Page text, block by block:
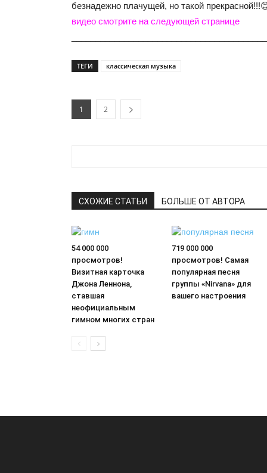
безнадежно плачущей, но такой
видео смотрите на следующей странице
ТЕГИ классическая музыка
1 2
СХОЖИЕ СТАТЬИ БОЛЬШЕ ОТ АВТОРА
54 000 000
просмотров!
Визитная карточка
Джона Леннона,
ставшая
неофициальным
гимном многих стран
719 000 000
просмотров! Самая
популярная песня
группы «Nirvana» для
вашего настроения